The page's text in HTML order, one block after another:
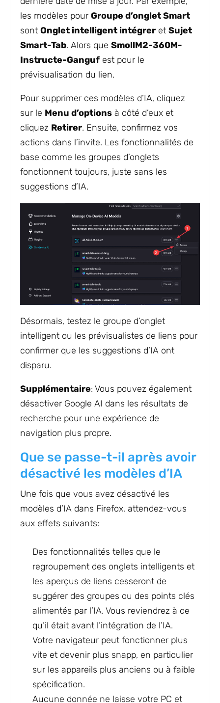
les modèles pour Groupe d’onglet Smart
sont Onglet intelligent intégrer et Sujet
Smart-Tab. Alors que SmollM2-360M-
Instructe-Ganguf est pour le
prévisualisation du lien.
Pour supprimer ces modèles d’IA, cliquez
sur le Menu d’options à côté d’eux et
cliquez Retirer. Ensuite, confirmez vos
actions dans l’invite. Les fonctionnalités de
base comme les groupes d’onglets
fonctionnent toujours, juste sans les
suggestions d’IA.
Désormais, testez le groupe d’onglet
intelligent ou les prévisualistes de liens pour
confirmer que les suggestions d’IA ont
disparu.
Supplémentaire: Vous pouvez également
désactiver Google AI dans les résultats de
recherche pour une expérience de
navigation plus propre.
Que se passe-t-il après avoir
désactivé les modèles d’IA
Une fois que vous avez désactivé les
modèles d’IA dans Firefox, attendez-vous
aux effets suivants:
Des fonctionnalités telles que le
regroupement des onglets intelligents et
les aperçus de liens cesseront de
suggérer des groupes ou des points clés
alimentés par l’IA. Vous reviendrez à ce
qu’il était avant l’intégration de l’IA.
Votre navigateur peut fonctionner plus
vite et devenir plus snapp, en particulier
sur les appareils plus anciens ou à faible
spécification.
Aucune donnée ne laisse votre PC et